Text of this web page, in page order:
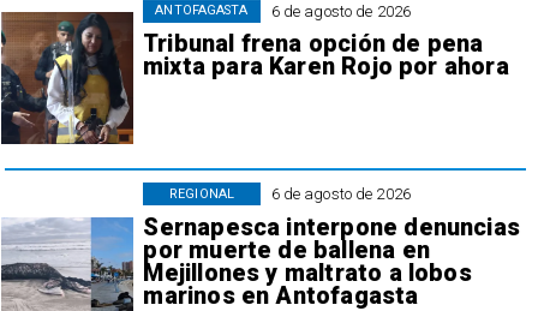
6 de agosto de 2026
Tribunal frena opción de pena
mixta para Karen Rojo por ahora
ANTOFAGASTA
6 de agosto de 2026
Sernapesca interpone denuncias
por muerte de ballena en
Mejillones y maltrato a lobos
marinos en Antofagasta
REGIONAL